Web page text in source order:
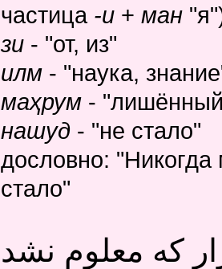
частица -и + ман
зи - "от, из"
илм - "наука,
маҳрум -
нашуд - "не стало"
дословно:
стало"
که معلوم نشد